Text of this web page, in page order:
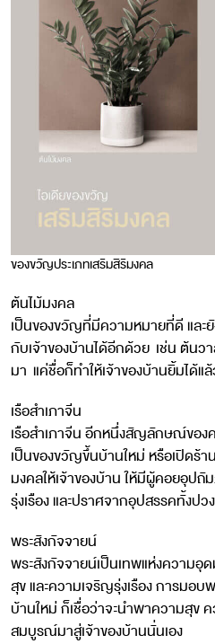
ของขวัญประเภทเสริมสิริมงคล
ต้นไม้มงคล
เป็นของขวัญที่มีความหมายที่ดี และ
กับเจ้าของบ้านได้อีกด้วย เช่น ต้น
มา แค่ชื่อก็ทำให้เจ้าของบ้านยิ้มได้แ
เรือสำเภาจีน
เรือสำเภาจีน อีกหนึ่งสัญลักษณ์ของค
เป็นของขวัญขึ้นบ้านใหม่ หรือเปิดร้
มงคลให้เจ้าของบ้าน ให้มีผู้คอยอุปถั
รุ่งเรือง และปราศจากอุปสรรคทั้งปวง
พระสังกัจจายน์
พระสังกัจจายน์เป็นเทพแห่งความ
สุข และความเจริญรุ่งเรือง การมอ
บ้านใหม่ ก็เชื่อว่าจะนำพาความสุข
สมบูรณ์มาสู่เจ้าของบ้านนั่นเอง